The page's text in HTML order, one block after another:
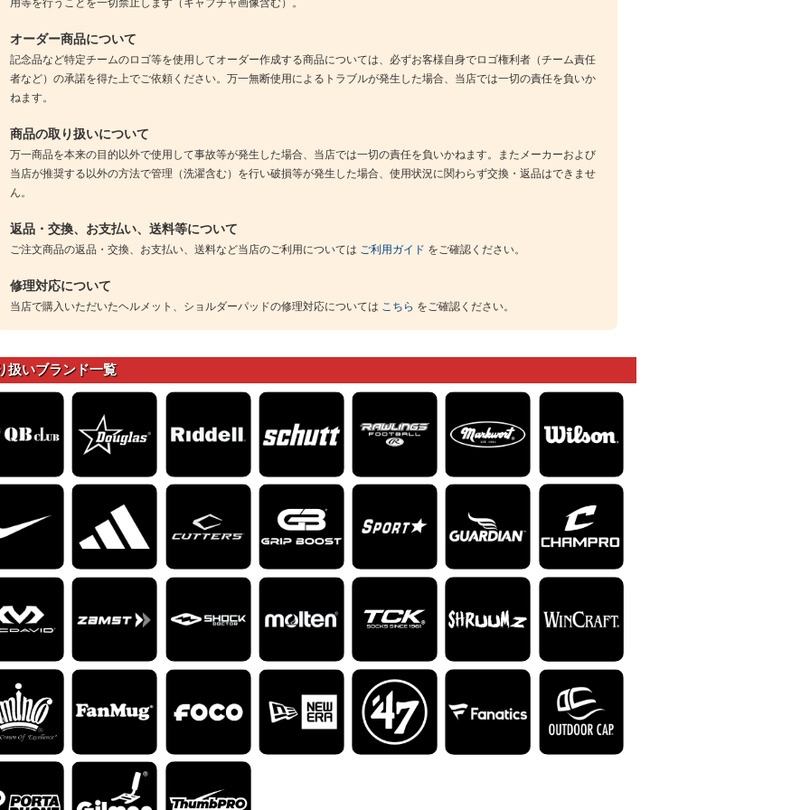
用等を行うことを一切禁止します（キャプチャ画像含む）。
オーダー商品について
記念品など特定チームのロゴ等を使用してオーダー作成する商品については、必ずお客様自身でロゴ権利者（チーム責任
者など）の承諾を得た上でご依頼ください。万一無断使用によるトラブルが発生した場合、当店では一切の責任を負いか
ねます。
商品の取り扱いについて
万一商品を本来の目的以外で使用して事故等が発生した場合、当店では一切の責任を負いかねます。またメーカーおよび
当店が推奨する以外の方法で管理（洗濯含む）を行い破損等が発生した場合、使用状況に関わらず交換・返品はできませ
ん。
返品・交換、お支払い、送料等について
ご注文商品の返品・交換、お支払い、送料など当店のご利用については ご利用ガイド をご確認ください。
修理対応について
当店で購入いただいたヘルメット、ショルダーパッドの修理対応については こちら をご確認ください。
扱いブランド一覧